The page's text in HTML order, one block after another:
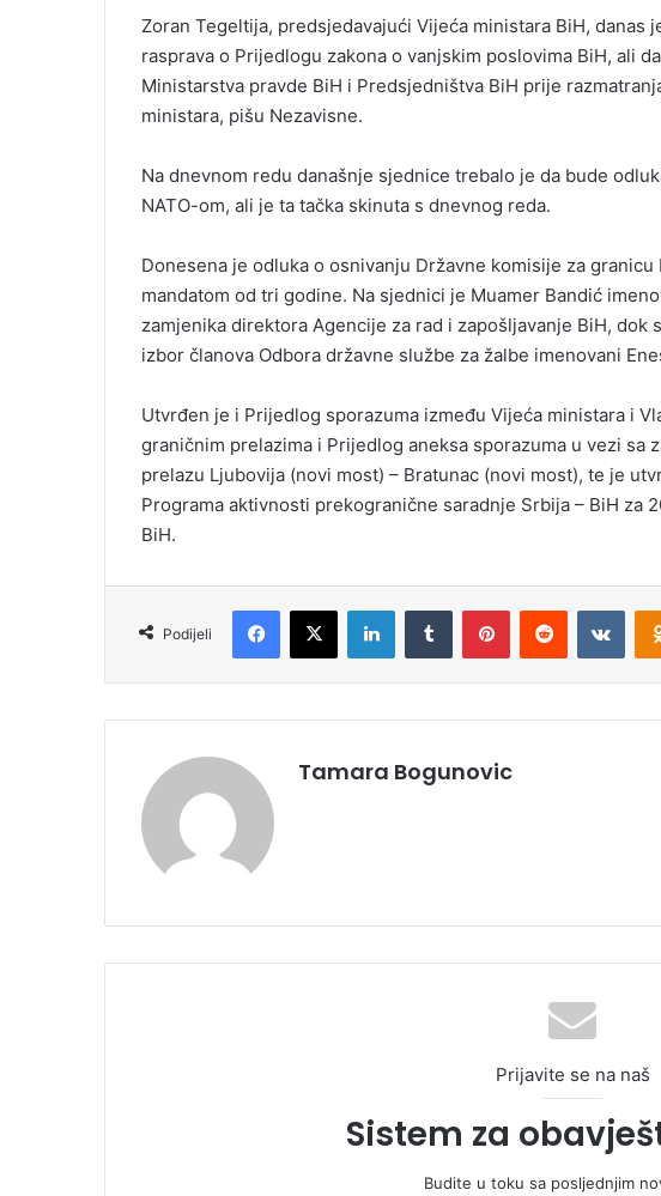
Zoran Tegeltija, predsjedavajući Vijeća ministara BiH, danas
rasprava o Prijedlogu zakona o vanjskim poslovima BiH, ali
Ministarstva pravde BiH i Predsjedništva BiH prije
ministara, pišu Nezavisne.
Na dnevnom redu današnje sjednice trebalo je da bude
NATO-om, ali je ta tačka skinuta s dnevnog reda.
Donesena je odluka o osnivanju Državne komisije za
mandatom od tri godine. Na sjednici je Muamer Bandić
zamjenika direktora Agencije za rad i zapošljavanje BiH, dok
izbor članova Odbora državne službe za žalbe imenovani
Utvrđen je i Prijedlog sporazuma između Vijeća ministara i
graničnim prelazima i Prijedlog aneksa sporazuma u vezi sa
prelazu Ljubovija (novi most) – Bratunac (novi most), te je
Programa aktivnosti prekogranične saradnje Srbija – BiH za
BiH.
Podijeli
Tamara Bogunovic
Prijavite se na naš
Sistem za
Budite u toku sa posljednjim